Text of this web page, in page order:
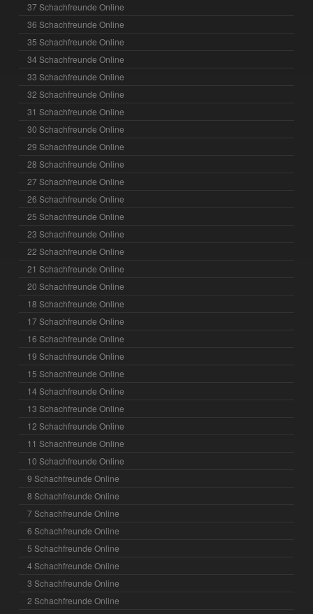
37 Schachfreunde Online
36 Schachfreunde Online
35 Schachfreunde Online
34 Schachfreunde Online
33 Schachfreunde Online
32 Schachfreunde Online
31 Schachfreunde Online
30 Schachfreunde Online
29 Schachfreunde Online
28 Schachfreunde Online
27 Schachfreunde Online
26 Schachfreunde Online
25 Schachfreunde Online
23 Schachfreunde Online
22 Schachfreunde Online
21 Schachfreunde Online
20 Schachfreunde Online
18 Schachfreunde Online
17 Schachfreunde Online
16 Schachfreunde Online
19 Schachfreunde Online
15 Schachfreunde Online
14 Schachfreunde Online
13 Schachfreunde Online
12 Schachfreunde Online
11 Schachfreunde Online
10 Schachfreunde Online
9 Schachfreunde Online
8 Schachfreunde Online
7 Schachfreunde Online
6 Schachfreunde Online
5 Schachfreunde Online
4 Schachfreunde Online
3 Schachfreunde Online
2 Schachfreunde Online